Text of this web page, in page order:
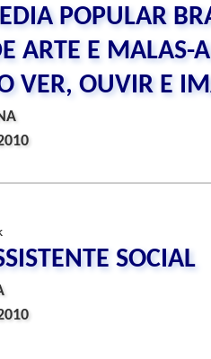
POPULAR
ARTE E MALAS-
VER, OUVIR E
SOCIAL